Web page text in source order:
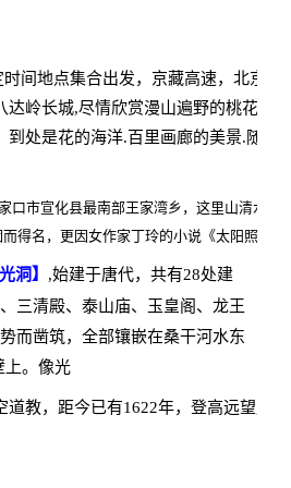
时间地点集合出发，京藏高速，北京
达岭长城,尽情欣赏漫山遍野的桃花、
到处是花的海洋.百里画廊的美景.随后
口市宣化县最南部王家湾乡，这里山清水秀
得名，更因女作家丁玲的小说《太阳照在
洞】 ,始建于唐代，共有28处建
三清殿、泰山庙、玉皇阁、龙王
而凿筑，全部镶嵌在桑干河水东
上。像光
道教，距今已有1622年，登高远望周